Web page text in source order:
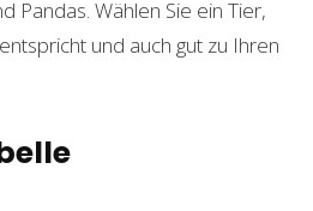
Pandas. Wählen Sie ein Tier,
und auch gut zu Ihren